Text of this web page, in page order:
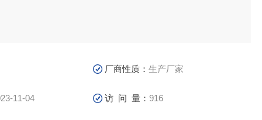
厂商性质：生产厂家
11-04 访 问 量：916